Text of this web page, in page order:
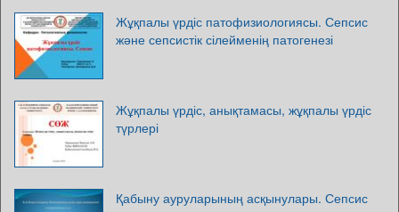
Жұқпалы үрдіс патофизиологиясы. Сепсис
және сепсистік сілейменің патогенезі
Жұқпалы үрдіс, анықтамасы, жұқпалы үрдіс
түрлері
Қабыну ауруларының асқынулары. Сепсис